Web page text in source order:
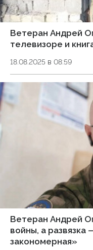
Ветеран Андрей
телевизоре и
18.08.2025 в 08:59
Ветеран Андрей
войны, а развязка
закономерная»